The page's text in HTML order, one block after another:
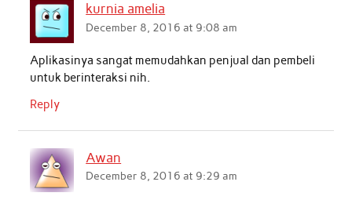
kurnia amelia
December 8, 2016 at 9:08 am
Aplikasinya sangat memudahkan penjual dan pembeli
untuk berinteraksi nih.
Reply
Awan
December 8, 2016 at 9:29 am